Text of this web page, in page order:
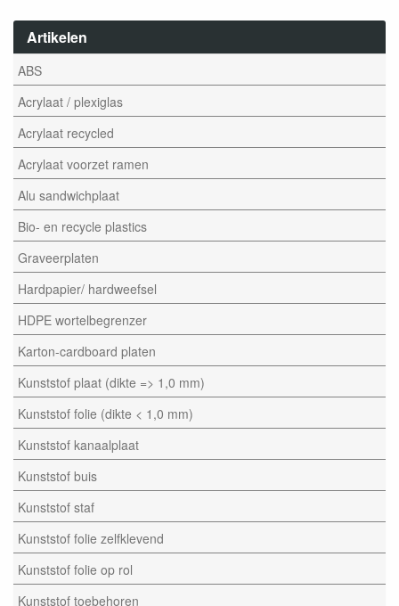
Artikelen
ABS
Acrylaat / plexiglas
Acrylaat recycled
Acrylaat voorzet ramen
Alu sandwichplaat
Bio- en recycle plastics
Graveerplaten
Hardpapier/ hardweefsel
HDPE wortelbegrenzer
Karton-cardboard platen
Kunststof plaat (dikte => 1,0 mm)
Kunststof folie (dikte < 1,0 mm)
Kunststof kanaalplaat
Kunststof buis
Kunststof staf
Kunststof folie zelfklevend
Kunststof folie op rol
Kunststof toebehoren